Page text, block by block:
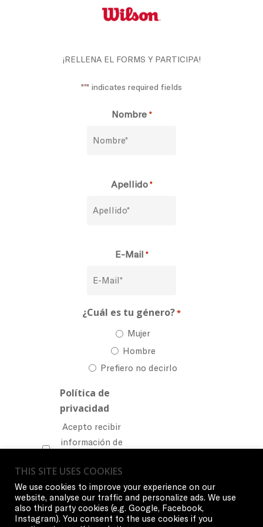
¡RELLENA EL FORMS Y PARTICIPA!
"*" indicates required fields
Nombre *
Apellido *
E-Mail *
¿Cuál es tu género?*
Mujer
Hombre
Prefiero no decirlo
Política de
privacidad
Acepto recibir
información de
de privacidad
THIS SITE USES COOKIES
We use cookies to improve your experience on our
website, analyse our traffic and personalize ads. We use
also third party cookies (e.g. Google, Facebook,
Instagram). You consent to the use cookies if you